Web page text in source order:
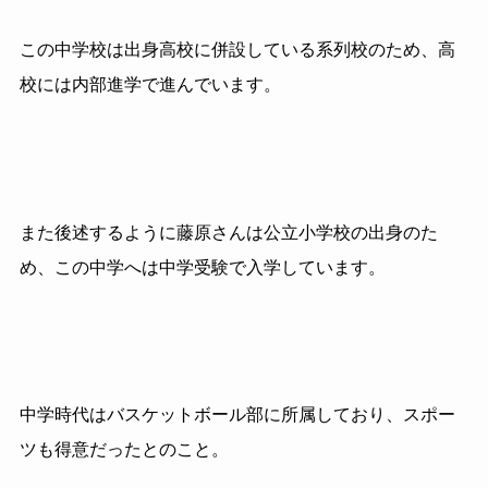
この中学校は出身高校に併設している系列校のため、高
校には内部進学で進んでいます。
また後述するように藤原さんは公立小学校の出身のた
め、この中学へは中学受験で入学しています。
中学時代はバスケットボール部に所属しており、スポー
ツも得意だったとのこと。